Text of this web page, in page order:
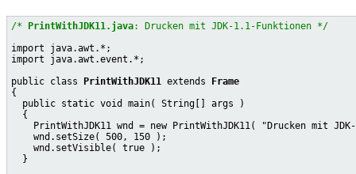
/* PrintWithJDK11.java: Drucken mit JDK-1.1-Funktionen */
import java.awt.*;
import java.awt.event.*;
public class PrintWithJDK11 extends Frame
{
  public static void main( String[] args )
  {
PrintWithJDK11 wnd = new PrintWithJDK11( "Drucken mit
    wnd.setSize( 500, 150 );
    wnd.setVisible( true );
  }